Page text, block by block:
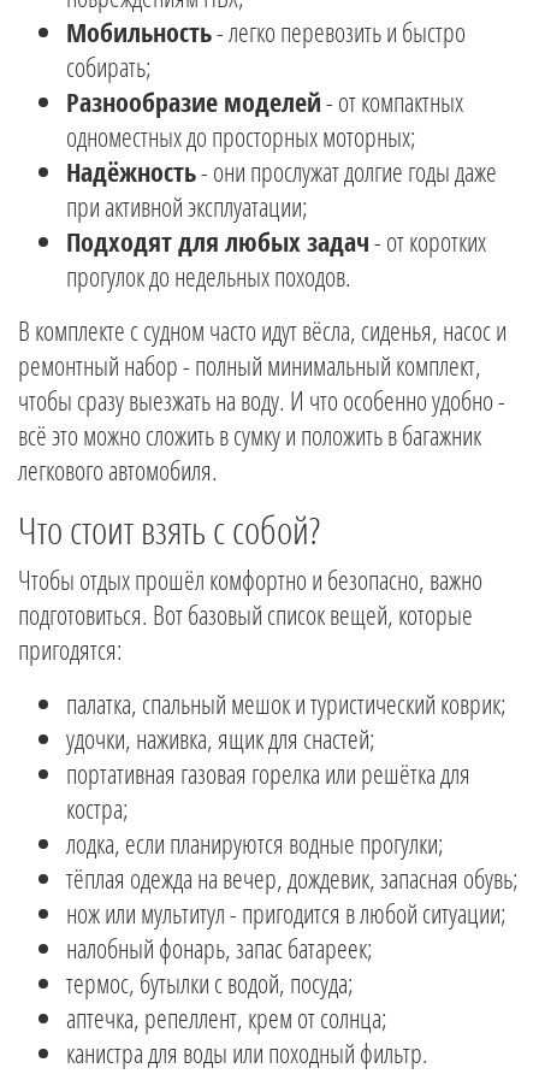
Мобильность- легко перевозить и быстро
собирать;
Разнообразие моделей- от компактных
одноместных до просторных моторных;
Надёжность- они прослужат долгие годы даже
при активной эксплуатации;
Подходят для любых задач- от коротких
прогулок до недельных походов.
В комплекте с судном часто идут вёсла, сиденья, насос и
ремонтный набор - полный минимальный комплект,
чтобы сразу выезжать на воду. И что особенно удобно -
всё это можно сложить в сумку и положить в багажник
легкового автомобиля.
Что стоит взять с собой?
Чтобы отдых прошёл комфортно и безопасно, важно
подготовиться. Вот базовый список вещей, которые
пригодятся:
палатка, спальный мешок и туристический коврик;
удочки, наживка, ящик для снастей;
портативная газовая горелка или решётка для
костра;
лодка, если планируются водные прогулки;
тёплая одежда на вечер, дождевик, запасная обувь;
нож или мультитул - пригодится в любой ситуации;
налобный фонарь, запас батареек;
термос, бутылки с водой, посуда;
аптечка, репеллент, крем от солнца;
канистра для воды или походный фильтр.